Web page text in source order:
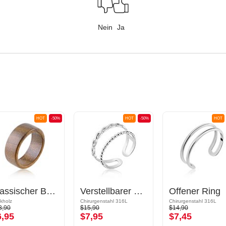
Nein Ja
-50%
HOT
Klassischer Bandring
-50%
HOT
Verstellbarer Ring
Chirurgenstahl 316L
$15,90
$7,95
HOT
Offener Ring
Chirurgenstahl 316L
$14,90
$7,45